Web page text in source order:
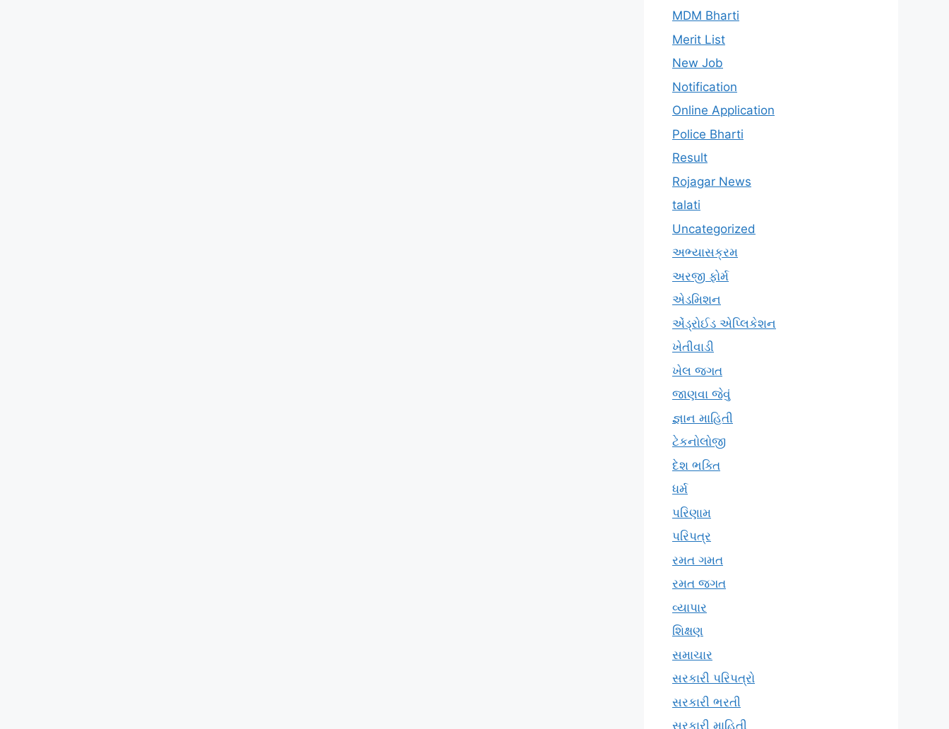
MDM Bharti
Merit List
New Job
Notification
Online Application
Police Bharti
Result
Rojagar News
talati
Uncategorized
અભ્યાસક્રમ
અરજી ફોર્મ
એડમિશન
એંડ્રોઈડ એપ્લિકેશન
ખેતીવાડી
ખેલ જગત
જાણવા જેવું
જ્ઞાન માહિતી
ટેકનોલોજી
દેશ ભક્તિ
ધર્મ
પરિણામ
પરિપત્ર
રમત ગમત
રમત જગત
વ્યાપાર
શિક્ષણ
સમાચાર
સરકારી પરિપત્રો
સરકારી ભરતી
સરકારી માહિતી